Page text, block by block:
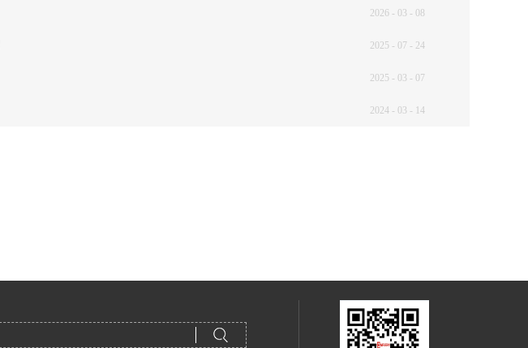
2026 - 03 - 08
2025 - 07 - 24
2025 - 03 - 07
2024 - 03 - 14